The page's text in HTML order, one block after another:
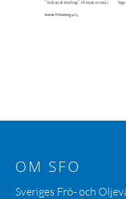
OM SFO
Sveriges Frö- och